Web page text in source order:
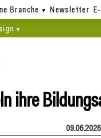
Branche Newsletter
ihre